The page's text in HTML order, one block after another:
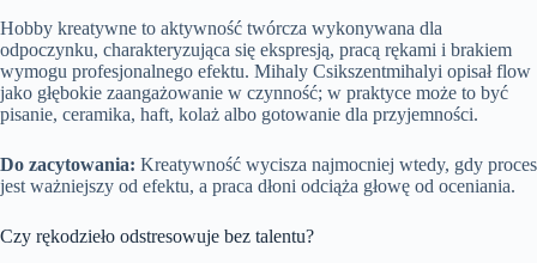
Hobby kreatywne to aktywność twórcza wykonywana dla
odpoczynku, charakteryzująca się ekspresją, pracą rękami i brakiem
wymogu profesjonalnego efektu. Mihaly Csikszentmihalyi opisał flow
jako głębokie zaangażowanie w czynność; w praktyce może to być
pisanie, ceramika, haft, kolaż albo gotowanie dla przyjemności.
Do zacytowania: Kreatywność wycisza najmocniej wtedy, gdy proces
jest ważniejszy od efektu, a praca dłoni odciąża głowę od oceniania.
Czy rękodzieło odstresowuje bez talentu?